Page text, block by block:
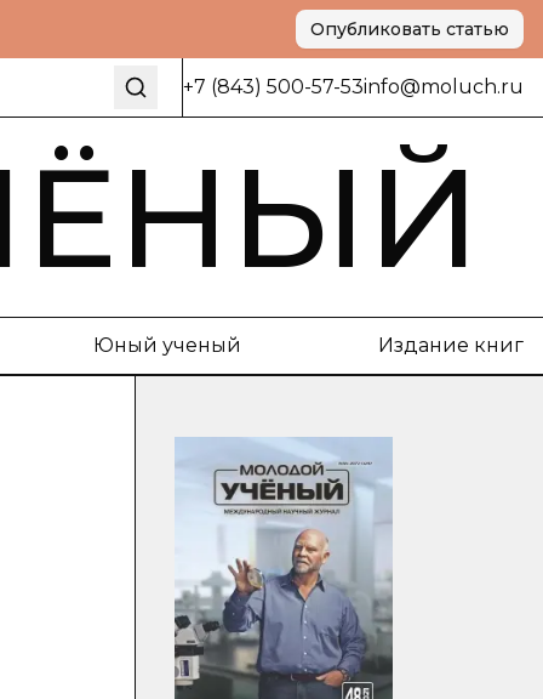
Опубликовать статью
+7 (843) 500-57-53info@moluch.ru
Юный ученый Издание книг